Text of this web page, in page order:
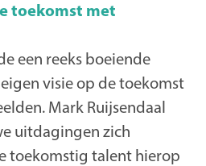
toekomst met
een reeks boeiende
visie op de toekomst
Mark Ruijsendaal
uitdagingen zich
toekomstig talent hierop